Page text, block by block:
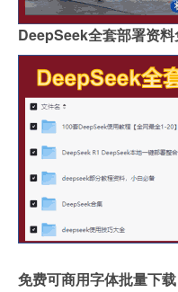
郑州品牌岩板批发商
岩板背面没有品牌标识吗
广州岩板生产企业有哪些
岩板可以包横梁吗图片
广州进口岩板厂商有哪些
岩板和地板哪个质量好些
成都超薄岩板费用高吗
福建岩板拼接胶品牌排行
整屋岩板装饰墙面好吗
DeepSeek全套部署资
免费可商用字体批量下载